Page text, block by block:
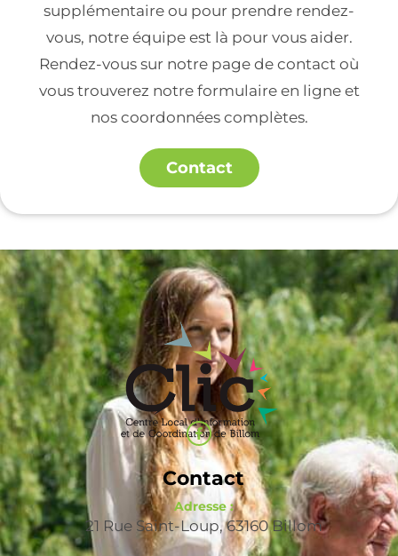
supplémentaire ou pour prendre rendez-
vous, notre équipe est là pour vous aider.
Rendez-vous sur notre page de contact où
vous trouverez notre formulaire en ligne et
nos coordonnées complètes.
Contact
Contact
Adresse :
21 Rue Saint-Loup, 63160 Billom